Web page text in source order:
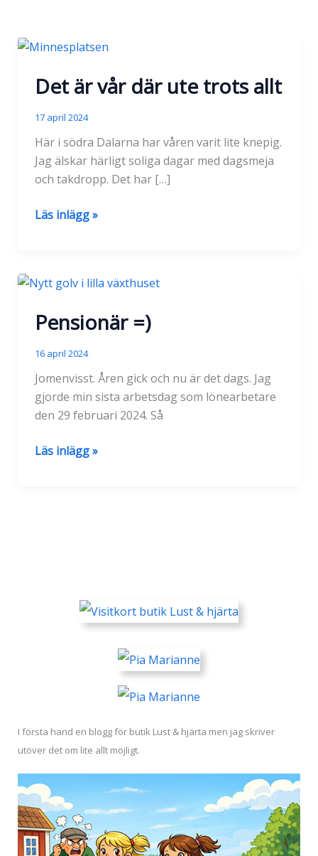
Det är vår där ute trots allt
17 april 2024
Här i södra Dalarna har våren varit lite knepig.
Jag älskar härligt soliga dagar med dagsmeja
och takdropp. Det har […]
Det
ute
allt
Läs inlägg »
Pensionär =)
16 april 2024
Jomenvisst. Åren gick och nu är det dags. Jag
gjorde min sista arbetsdag som lönearbetare
den 29 februari 2024. Så
Pensionär
Läs inlägg »
I första hand en blogg för butik Lust & hjärta men jag skriver
utöver det om lite allt möjligt.